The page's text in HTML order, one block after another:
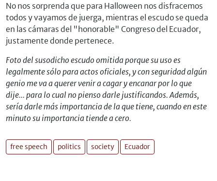
No nos sorprenda que para Halloween nos disfracemos
todos y vayamos de juerga, mientras el escudo se queda
en las cámaras del "honorable" Congreso del Ecuador,
justamente donde pertenece.
Foto del susodicho escudo omitida porque su uso es
legalmente sólo para actos oficiales, y con seguridad algún
genio me va a querer venir a cagar y encanar por lo que
dije... para lo cual no pienso darle justificandos. Además,
sería darle más importancia de la que tiene, cuando en este
minuto su importancia tiende a cero.
free speech politics society Ecuador